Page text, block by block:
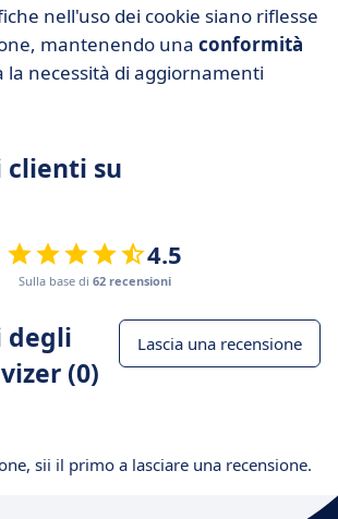
nell'uso dei cookie siano riflesse
mantenendo una conformità
la necessità di aggiornamenti
clienti su
4.5
Sulla base di 62 recensioni
degli
(0)
Lascia una recensione
sii il primo a lasciare una recensione.